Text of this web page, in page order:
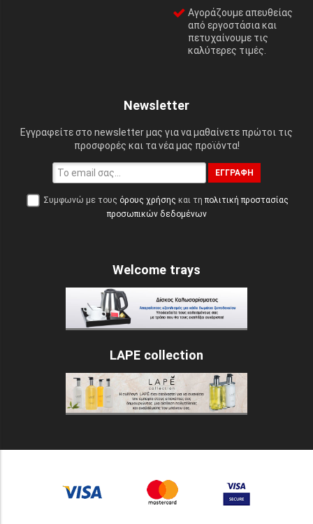
Αγοράζουμε απευθείας
από εργοστάσια και
πετυχαίνουμε τις
καλύτερες τιμές.
Newsletter
Εγγραφείτε στο newsletter μας για να μαθαίνετε πρώτοι τις
προσφορές και τα νέα μας προϊόντα!
ΕΓΓΡΑΦΉ
Συμφωνώ με τους όρους χρήσης και τη πολιτική προστασίας
προσωπικών δεδομένων
Welcome trays
LAPE collection